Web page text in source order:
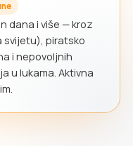
dana i više — kroz
svijetu), piratsko
i nepovoljnih
u lukama. Aktivna